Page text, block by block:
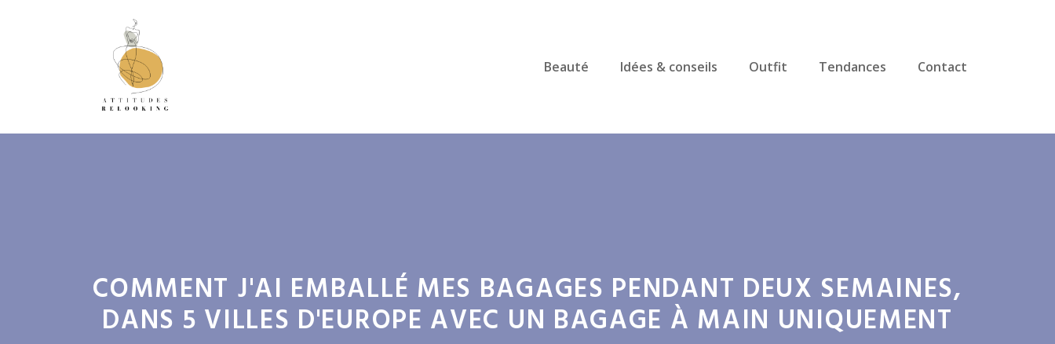
Beauté Idées & conseils Outfit Tendances Contact
COMMENT J'AI EMBALLÉ MES BAGAGES PENDANT DEUX SEMAINES,
DANS 5 VILLES D'EUROPE AVEC UN BAGAGE À MAIN UNIQUEMENT